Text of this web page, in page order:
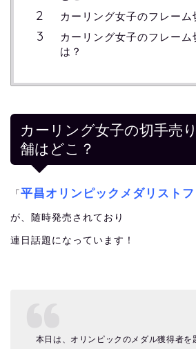
カーリング女子のフレーム
カーリング女子のフレー
は？
カーリング女子の切手売
舗はどこ？
「 平昌オリンピックメダリスト
が、随時発売されており
連日話題になっています！
本日は、オリンピックのメダル獲得者を